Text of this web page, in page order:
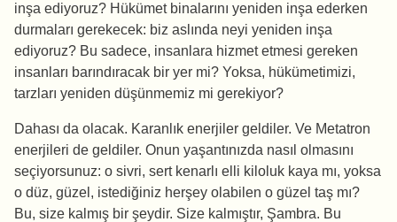
inşa ediyoruz? Hükümet binalarını yeniden inşa ederken
durmaları gerekecek: biz aslında neyi yeniden inşa
ediyoruz? Bu sadece, insanlara hizmet etmesi gereken
insanları barındıracak bir yer mi? Yoksa, hükümetimizi,
tarzları yeniden düşünmemiz mi gerekiyor?
Dahası da olacak. Karanlık enerjiler geldiler. Ve Metatron
enerjileri de geldiler. Onun yaşantınızda nasıl olmasını
seçiyorsunuz: o sivri, sert kenarlı elli kiloluk kaya mı, yoksa
o düz, güzel, istediğiniz herşey olabilen o güzel taş mı?
Bu, size kalmış bir şeydir. Size kalmıştır, Şambra. Bu